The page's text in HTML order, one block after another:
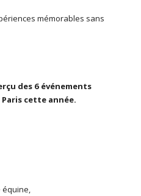
mémorables sans
des 6 événements
cette année.
équine,